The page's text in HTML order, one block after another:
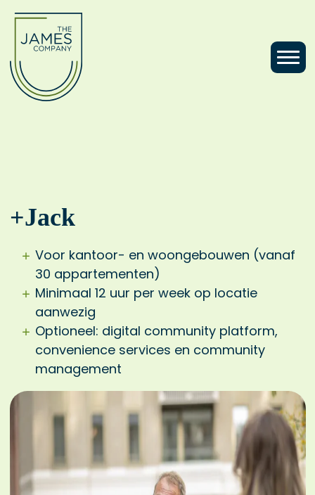
+Jack
Voor kantoor- en woongebouwen (vanaf
30 appartementen)
Minimaal 12 uur per week op locatie
aanwezig
Optioneel: digital community platform,
convenience services en community
management